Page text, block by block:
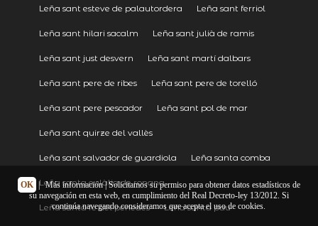
Leña sant esteve de palautordera Leña sant ferriol
Leña sant hilari sacalm Leña sant julià de ramis
Leña sant just desvern Leña sant martí dalbars
Leña sant pere de ribes Leña sant pere de torelló
Leña sant pere pescador Leña sant pol de mar
Leña sant quirze del vallès
Leña sant salvador de guardiola Leña santa comba
Leña santa eulàlia de ronana
Leña santa fe del penedès Leña santa pau
OK | Más información| Solicitamos su permiso para obtener datos estadísticos de
su navegación en esta web, en cumplimiento del Real Decreto-ley 13/2012. Si
continúa navegando consideramos que acepta el uso de cookies.